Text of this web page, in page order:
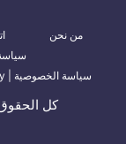
من نحن
سياسة الخصوصية | Privacy Policy
كل الحقوق